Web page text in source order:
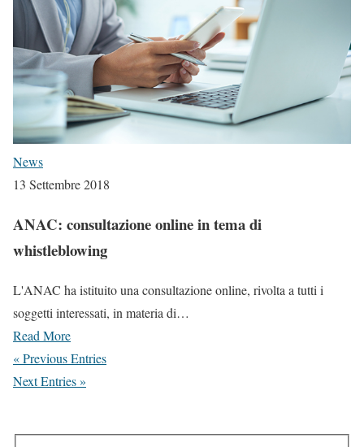
News
13 Settembre 2018
ANAC: consultazione online in tema di
whistleblowing
L'ANAC ha istituito una consultazione online, rivolta a tutti i
soggetti interessati, in materia di…
Read More
« Previous Entries
Next Entries »